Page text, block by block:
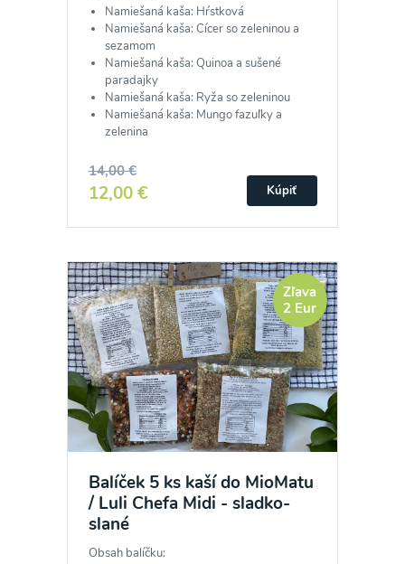
Namiešaná kaša: Hŕstková
Namiešaná kaša: Cícer so zeleninou a
sezamom
Namiešaná kaša: Quinoa a sušené
paradajky
Namiešaná kaša: Ryža so zeleninou
Namiešaná kaša: Mungo fazuľky a
zelenina
14,00 €
12,00 € Kúpiť
Zľava
2 Eur
Balíček 5 ks kaší do MioMatu
/ Luli Chefa Midi - sladko-
slané
Obsah balíčku: